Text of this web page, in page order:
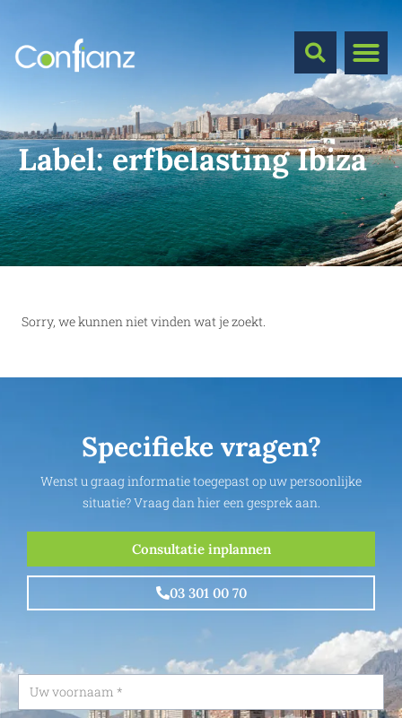
Label:erfbelasting Ibiza
Sorry, we kunnen niet vinden wat je zoekt.
Specifieke vragen?
Wenst u graag informatie toegepast op uw persoonlijke
situatie? Vraag dan hier een gesprek aan.
Consultatie inplannen
03 301 00 70